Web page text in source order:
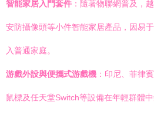
智能家居入門套件 ：隨著物聯網普及，
安防攝像頭等小件智能家居產品，因易
入普通家庭。
游戲外設與便攜式游戲機 ：印尼、菲律
鼠標及任天堂Switch等設備在年輕群體中